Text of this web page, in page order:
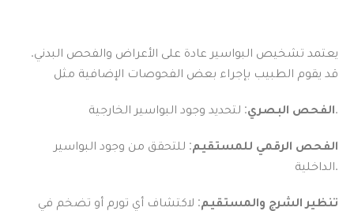
يعتمد تشخيص البواسير عادة على الأعراض والفحص البدني.
قد يقوم الطبيب بإجراء بعض الفحوصات الإضافية مثل
الفحص البصري: لتحديد وجود البواسير الخارجية.
الفحص الرقمي للمستقيم: للتحقق من وجود البواسير
الداخلية.
تنظير الشرج والمستقيم: لاكتشاف أي تورم أو تضخم في